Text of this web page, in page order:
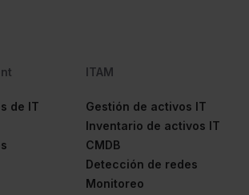
de IT
ITAM
Gestión de activos IT
Inventario de activos IT
CMDB
Detección de redes
Monitoreo